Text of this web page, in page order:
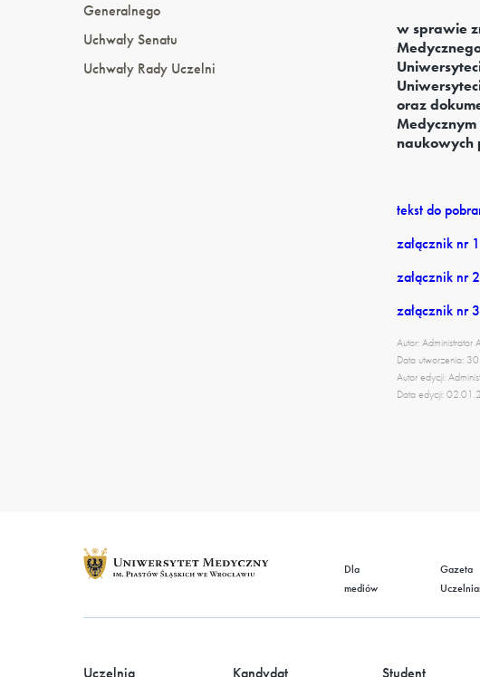
Generalnego
Uchwały Senatu
Uchwały Rady Uczelni
w sprawie
oraz
naukowych
tekst do
załącznik nr 1
załącznik nr 2
załącznik nr 3
Autor: Administrator
Data utworzenia:
Autor edycji:
Data edycji:
Dla
mediów
Gazeta